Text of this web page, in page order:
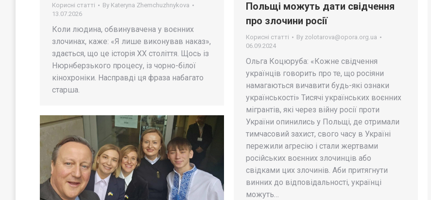
Корисні статті By Kateryna Zhemchuzhnykova
13.07.2026
Коли людина, обвинувачена у воєнних
злочинах, каже: «Я лише виконував наказ»,
здається, що це історія ХХ століття. Щось із
Нюрнберзького процесу, із чорно-білої
кінохроніки. Насправді ця фраза набагато
старша.
Польщі можуть дати свідчення
про злочини росії
Корисні статті By zolotarova@opora.org.ua
06.09.2024
Ольга Коцюруба: «Кожне свідчення
українців говорить про те, що росіяни
намагаються вичавити будь-які ознаки
українськості» Тисячі українських воєнних
мігрантів, які через війну росії проти
України опинились у Польщі, де отримали
тимчасовий захист, свого часу в Україні
пережили агресію і стали жертвами
російських воєнних злочинців або
свідками цих злочинів. Аби притягнути
винних до відповідальності, українці
можуть…